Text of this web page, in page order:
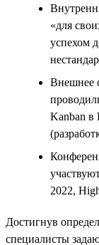
«для
успехом
Внешнее
Kanban в
2022,
Достигнув
специалисты